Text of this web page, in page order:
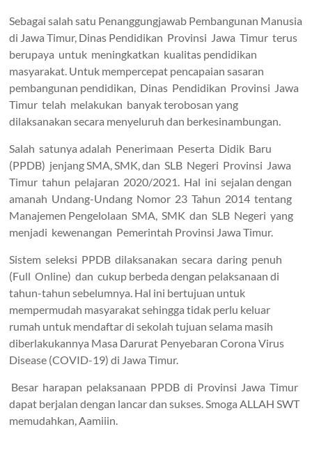
Sebagai salah satu Penanggungjawab Pembangunan Manusia
di Jawa Timur, Dinas Pendidikan Provinsi Jawa Timur terus
berupaya untuk meningkatkan kualitas pendidikan
masyarakat. Untuk mempercepat pencapaian sasaran
pembangunan pendidikan, Dinas Pendidikan Provinsi Jawa
Timur telah melakukan banyak terobosan yang
dilaksanakan secara menyeluruh dan berkesinambungan.
Salah satunya adalah Penerimaan Peserta Didik Baru
(PPDB) jenjang SMA, SMK, dan SLB Negeri Provinsi Jawa
Timur tahun pelajaran 2020/2021. Hal ini sejalan dengan
amanah Undang-Undang Nomor 23 Tahun 2014 tentang
Manajemen Pengelolaan SMA, SMK dan SLB Negeri yang
menjadi kewenangan Pemerintah Provinsi Jawa Timur.
Sistem seleksi PPDB dilaksanakan secara daring penuh
(Full Online) dan cukup berbeda dengan pelaksanaan di
tahun-tahun sebelumnya. Hal ini bertujuan untuk
mempermudah masyarakat sehingga tidak perlu keluar
rumah untuk mendaftar di sekolah tujuan selama masih
diberlakukannya Masa Darurat Penyebaran Corona Virus
Disease (COVID-19) di Jawa Timur.
Besar harapan pelaksanaan PPDB di Provinsi Jawa Timur
dapat berjalan dengan lancar dan sukses. Smoga ALLAH SWT
memudahkan, Aamiiin.